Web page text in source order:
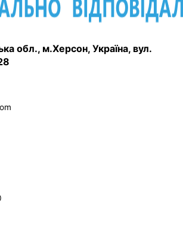
обл., м.Херсон, Україна, вул.